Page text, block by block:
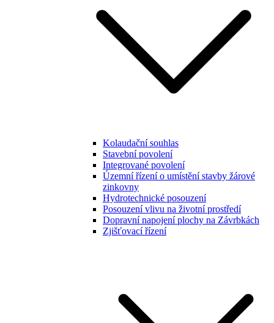
Kolaudační souhlas
Stavební povolení
Integrované povolení
Územní řízení o umístění stavby žárové
zinkovny
Hydrotechnické posouzení
Posouzení vlivu na životní prostředí
Dopravní napojení plochy na Závrbkách
Zjišťovací řízení